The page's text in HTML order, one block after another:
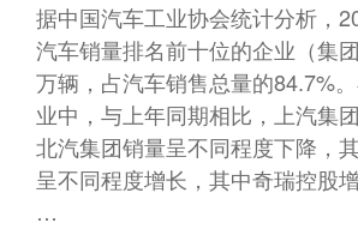
据中国汽车工业协会统计分析，
汽车销量排名前十位的企业（集
万辆，占汽车销售总量的84.7%
业中，与上年同期相比，上汽集
北汽集团销量呈不同程度下降，
呈不同程度增长，其中奇瑞控股
…